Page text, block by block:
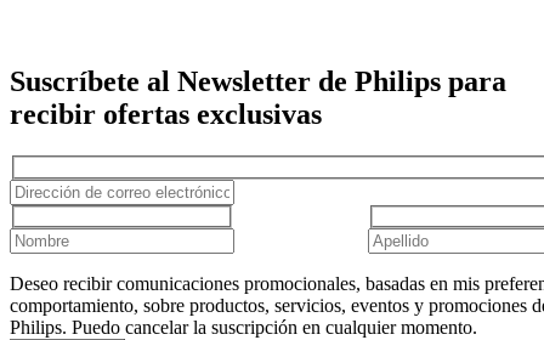
Suscríbete al Newsletter de Philips para
recibir ofertas exclusivas
Deseo recibir comunicaciones promocionales, basadas en mis
comportamiento, sobre productos, servicios, eventos y promociones
Philips. Puedo cancelar la suscripción en cualquier momento.